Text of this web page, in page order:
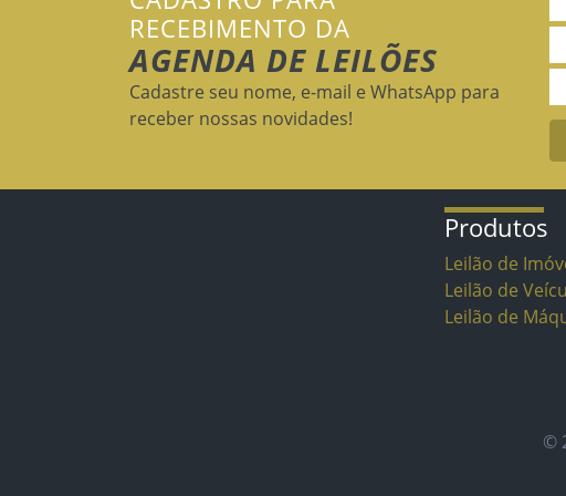
RECEBIMENTO DA
AGENDA DE LEILÕES
Cadastre seu nome, e-mail e WhatsApp para
receber nossas novidades!
Produtos
Leilão de
Leilão de
Leilão de
©